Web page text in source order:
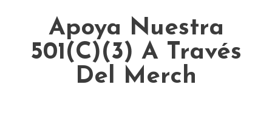
Apoya Nuestra
501(c)(3) A Través
Del Merch